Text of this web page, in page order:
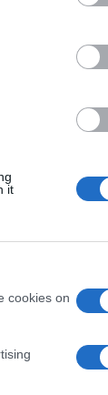
it
cookies on
06/
ΔΙΕΘΝΗ
από
06/
Συρία: